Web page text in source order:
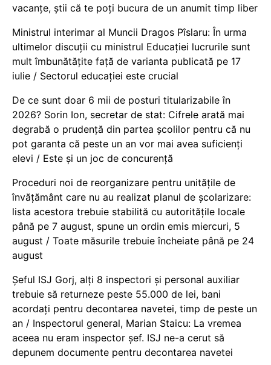
vacanţe, știi că te poți bucura de un anumit timp liber
Ministrul interimar al Muncii Dragos Pîslaru: În urma
ultimelor discuții cu ministrul Educației lucrurile sunt
mult îmbunătățite față de varianta publicată pe 17
iulie / Sectorul educației este crucial
De ce sunt doar 6 mii de posturi titularizabile în
2026? Sorin Ion, secretar de stat: Cifrele arată mai
degrabă o prudență din partea școlilor pentru că nu
pot garanta că peste un an vor mai avea suficienți
elevi / Este și un joc de concurență
Proceduri noi de reorganizare pentru unitățile de
învățământ care nu au realizat planul de școlarizare:
lista acestora trebuie stabilită cu autoritățile locale
până pe 7 august, spune un ordin emis miercuri, 5
august / Toate măsurile trebuie încheiate până pe 24
august
Șeful ISJ Gorj, alți 8 inspectori și personal auxiliar
trebuie să returneze peste 55.000 de lei, bani
acordați pentru decontarea navetei, timp de peste un
an / Inspectorul general, Marian Staicu: La vremea
aceea nu eram inspector șef. ISJ ne-a cerut să
depunem documente pentru decontarea navetei